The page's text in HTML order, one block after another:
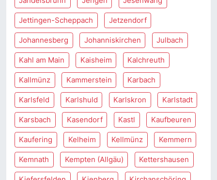
Jettingen-Scheppach Jetzendorf
Johannesberg Johanniskirchen Julbach
Kahl am Main Kaisheim Kalchreuth
Kallmünz Kammerstein Karbach
Karlsfeld Karlshuld Karlskron Karlstadt
Karsbach Kasendorf Kastl Kaufbeuren
Kaufering Kelheim Kellmünz Kemmern
Kemnath Kempten (Allgäu) Kettershausen